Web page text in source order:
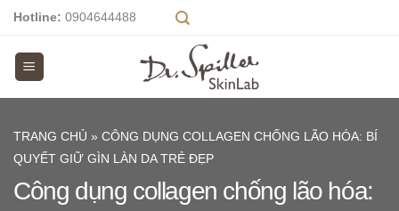
Skip
content
Hotline: 0904644488
TRANG CHỦ » CÔNG DỤNG COLLAGEN CHỐNG LÃO HÓA: BÍ
QUYẾT GIỮ GÌN LÀN DA TRẺ ĐẸP
Công dụng collagen chống lão hóa: